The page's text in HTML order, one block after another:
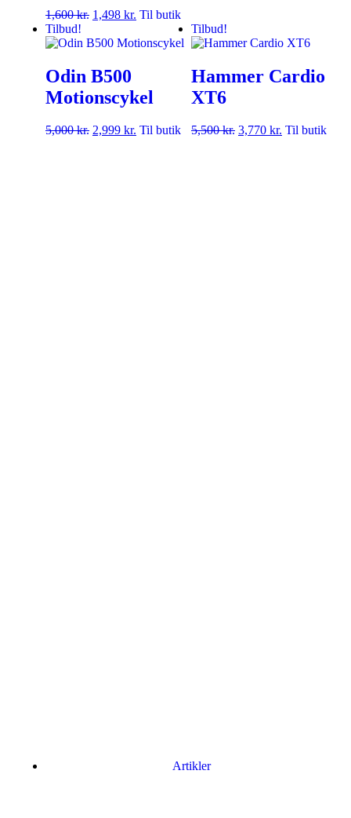
1,600kr. 1,498 kr. Til butik
Tilbud!
Odin B500
Motionscykel
5,000kr. 2,999 kr. Til butik
Tilbud!
Hammer Cardio
XT6
5,500kr. 3,770 kr. Til butik
Artikler